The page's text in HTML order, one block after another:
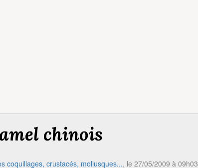
chinois
coquillages, crustacés, mollusques..., le 27/05/2009 à 09h03